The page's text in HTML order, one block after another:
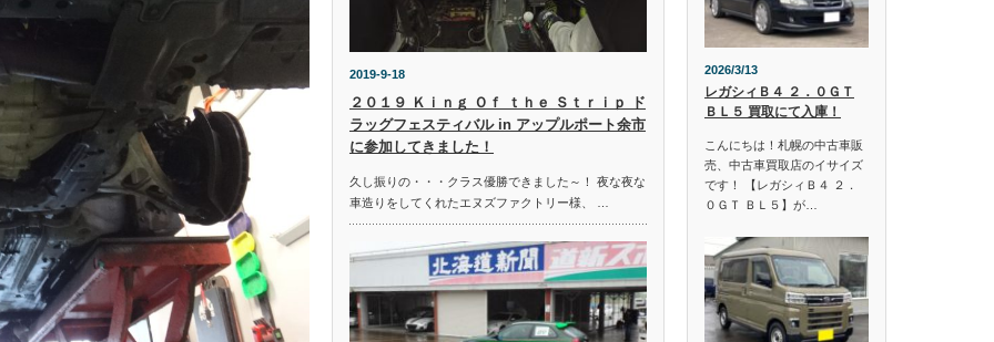
2019-9-18
２０１９ Ｋｉｎｇ Ｏｆ ｔｈｅ Ｓｔｒｉｐ ド
ラッグフェスティバル in アップルポート余市
に参加してきました！
久し振りの・・・クラス優勝できました～！ 夜な夜な
車造りをしてくれたエヌズファクトリー様、 …
2026/3/13
レガシィＢ４ ２．０ＧＴ
ＢＬ５ 買取にて入庫！
こんにちは！札幌の中古車販
売、中古車買取店のイサイズ
です！ 【レガシィＢ４ ２．
０ＧＴ ＢＬ５】が…